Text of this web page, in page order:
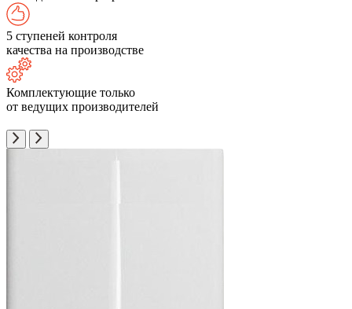
5 ступеней контроля
качества на производстве
Комплектующие только
от ведущих производителей